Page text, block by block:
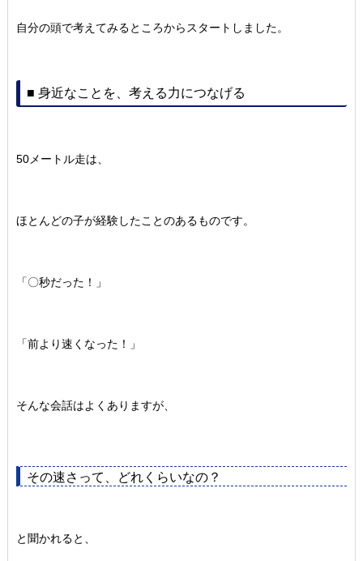
自分の頭で考えてみるところからスタートしました。
■ 身近なことを、考える力につなげる
50メートル走は、
ほとんどの子が経験したことのあるものです。
「〇秒だった！」
「前より速くなった！」
そんな会話はよくありますが、
その速さって、どれくらいなの？
と聞かれると、